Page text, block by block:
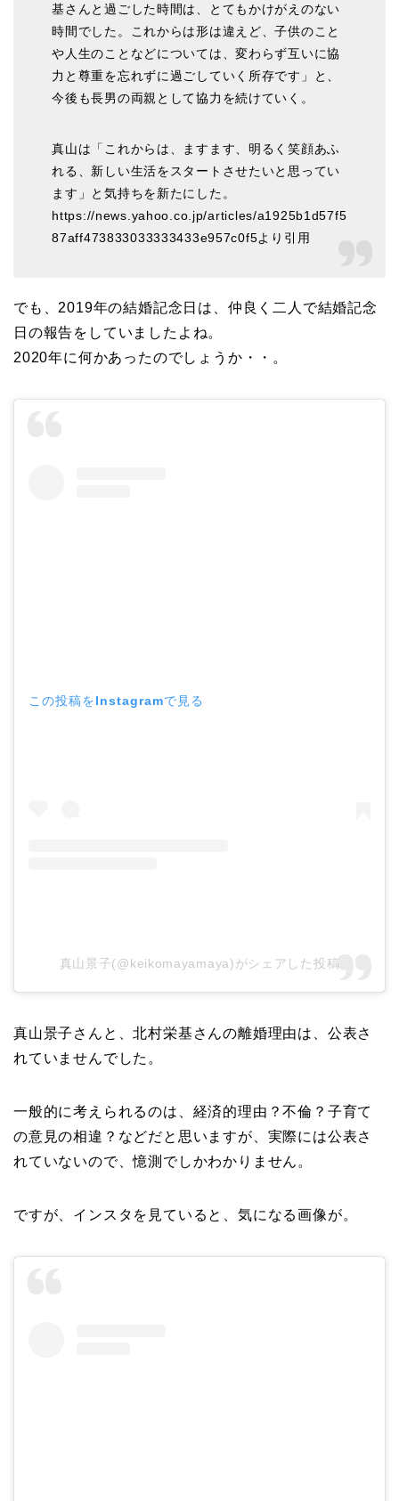
基さんと過ごした時間は、とてもかけがえのない
時間でした。これからは形は違えど、子供のこと
や人生のことなどについては、変わらず互いに協
力と尊重を忘れずに過ごしていく所存です」と、
今後も長男の両親として協力を続けていく。
真山は「これからは、ますます、明るく笑顔あふ
れる、新しい生活をスタートさせたいと思ってい
ます」と気持ちを新たにした。
https://news.yahoo.co.jp/articles/a1925b1d57f5
87aff473833033333433e957c0f5より引用
でも、2019年の結婚記念日は、仲良く二人で結婚記念
日の報告をしていましたよね。
2020年に何かあったのでしょうか・・。
この投稿をInstagramで見る
真山景子(@keikomayamaya)がシェアした投稿
真山景子さんと、北村栄基さんの離婚理由は、公表さ
れていませんでした。
一般的に考えられるのは、経済的理由？不倫？子育て
の意見の相違？などだと思いますが、実際には公表さ
れていないので、憶測でしかわかりません。
ですが、インスタを見ていると、気になる画像が。